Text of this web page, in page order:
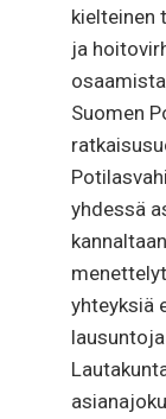
kielteinen
ja
Suomen
yhdessä
yhteyksiä